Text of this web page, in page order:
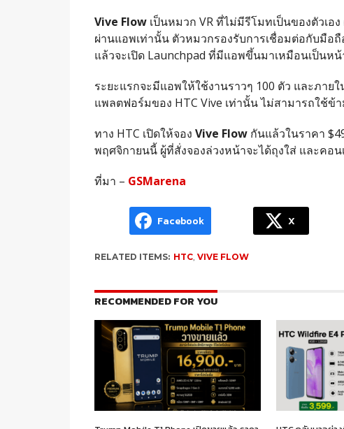
Vive Flowเป็นหมวก VR ที่ไม่มีรีโมทเป็นของตัวเ
ผ่านแอพเท่านั้น ตัวหมวกรองรับการเชื่อมต่อกับมือ
แล้วจะเปิด Launchpad ที่มีแอพขึ้นมาเหมือนเป็นห
ระยะแรกจะมีแอพให้ใช้งานราวๆ 100 ตัว และภา
แพลตฟอร์มของ HTC Vive เท่านั้น ไม่สามารถใช้
ทาง HTC เปิดให้จอง Vive Flowกันแล้วในราคา
พฤศจิกายนนี้ ผู้ที่สั่งจองล่วงหน้าจะได้ถุงใส่ และคอ
ที่มา – GSMarena
Facebook X
RELATED ITEMS: HTC, VIVE FLOW
RECOMMENDED FOR YOU